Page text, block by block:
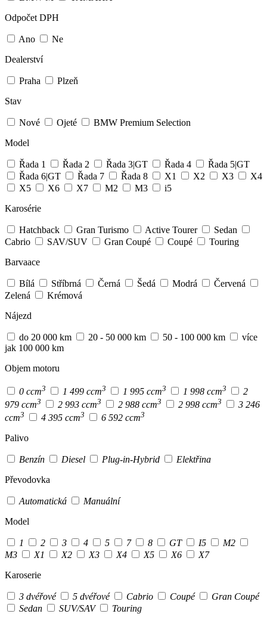
Odpočet DPH
Ano
Ne
Dealerství
Praha
Plzeň
Stav
Nové Ojeté
BMW Premium Selection
Model
Řada 1 Řada 2 Řada 3|GT Řada 4
Řada 5|GT
Řada 6|GT
Řada 7 Řada 8 X1 X2 X3
X4
X5
X6 X7 M2 M3
i5
Karosérie
Hatchback Gran Turismo Active Tourer
Sedan
Cabrio
SAV/SUV Gran Coupé Coupé
Touring
Barvaace
Bílá Stříbrná Černá Šedá Modrá
Červená
Zelená
Krémová
Nájezd
do 20 000 km 20 - 50 000 km 50 - 100 000 km
více
jak 100 000 km
Objem motoru
0 ccm3 1 499 ccm3 1 995 ccm3 1 998 ccm3
2
979 ccm3 2 993 ccm3 2 988 ccm3 2 998 ccm3
3 246
ccm3 4 395 ccm3 6 592 ccm3
Palivo
Benzín Diesel Plug-in-Hybrid
Elektřina
Převodovka
Automatická
Manuální
Model
1 2 3 4 5 7 8 GT I5
M2
M3
X1 X2 X3 X4 X5 X6
X7
Karoserie
3 dvéřové 5 dvéřové Cabrio Coupé
Gran Coupé
Sedan
SUV/SAV
Touring